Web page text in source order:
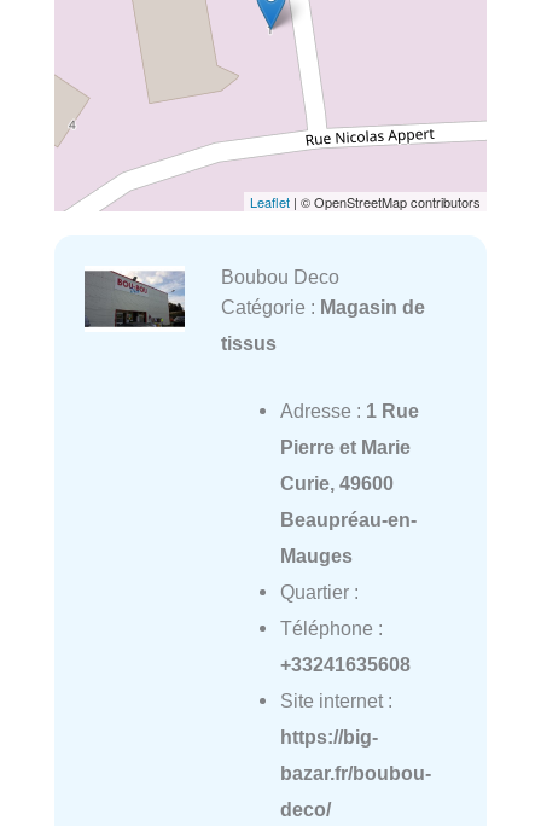
Leaflet | © OpenStreetMap contributors
Boubou Deco
Catégorie : Magasin de
tissus
Adresse : 1 Rue
Pierre et Marie
Curie, 49600
Beaupréau-en-
Mauges
Quartier :
Téléphone :
+33241635608
Site internet :
https://big-
bazar.fr/boubou-
deco/